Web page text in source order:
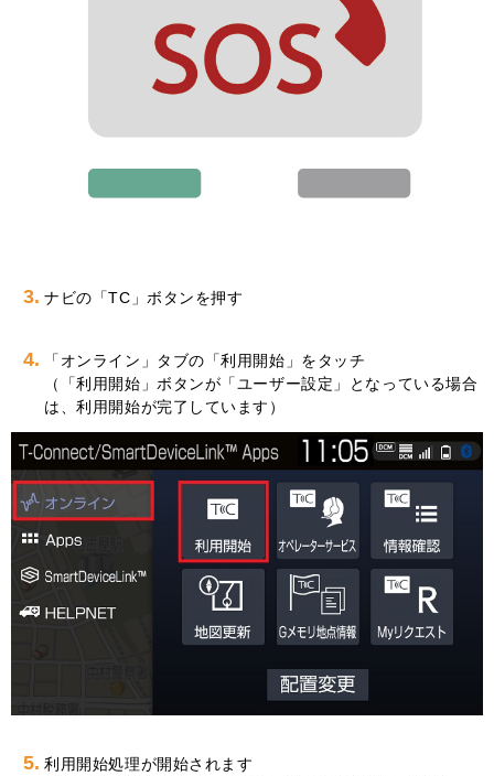
3. ナビの「TC」ボタンを押す
4.
「オンライン」タブの「利用開始」をタッチ
（「利用開始」ボタンが「ユーザー設定」となっている場合
は、利用開始が完了しています）
5. 利用開始処理が開始されます